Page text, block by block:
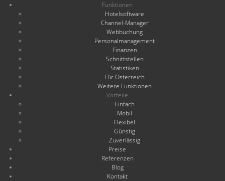
Funktionen
Hotelsoftware
Channel-Manager
Webbuchung
Personalmanagement
Finanzen
Schnittstellen
Statistiken
Für Österreich
Weitere Funktionen
Vorteile
Einfach
Mobil
Flexibel
Günstig
Zuverlässig
Preise
Referenzen
Blog
Kontakt